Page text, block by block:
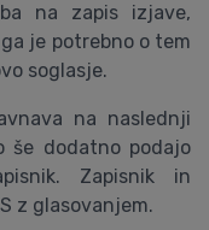
na zapis izjave,
je potrebno o tem
soglasje.
na naslednji
še dodatno podajo
Zapisnik in
z glasovanjem.